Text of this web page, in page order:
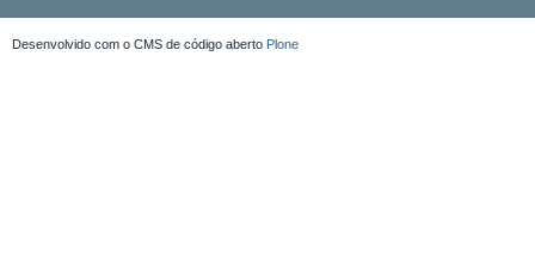
Desenvolvido com o CMS de código aberto Plone